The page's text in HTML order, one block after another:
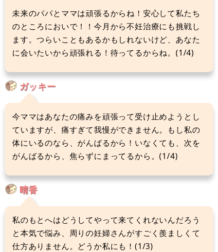
未来のパパとママは頑張るからね！安心して私たち
のところにおいで！！今月から不妊治療にも挑戦し
ます。つらいこともあるかもしれないけど、あなた
に会いたいから頑張れる！待ってるからね。(1/4)
ガッキー
今ママはあなたの痛みを頑張って受け止めようとし
ていますが、痛すぎて我慢ができません。もし私の
体にいるのなら、がんばるから！いなくても、次を
がんばるから、焦らずにまってるから。(1/4)
晴香
私のもとへはどうしてやって来てくれないんだろう
と本気で悩み、周りの妊婦さんがすごく羨ましくて
仕方ありません。どうか私にも！(1/3)